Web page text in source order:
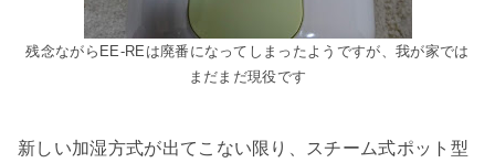
残念ながらEE-REは廃番になってしまったようですが、我が家では
まだまだ現役です
新しい加湿方式が出てこない限り、スチーム式ポット型